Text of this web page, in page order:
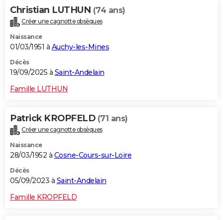
Dictionnaire
Biographies
Citations
Expressions
Proverbes
PROGRAMME TV
COPAINS D'AVANT
S'inscrire
Se connecter
Lycées
Collèges
Primaires
Universités
Entreprises
Service militaire
Avis de recherche
AVIS DE DÉCÈS
Christian LUTHUN (74 ans)
Créer une cagnotte obsèques
Naissance
01/03/1951 à Auchy-les-Mines
Décès
19/09/2025 à Saint-Andelain
Famille LUTHUN
Patrick KROPFELD (71 ans)
Créer une cagnotte obsèques
Naissance
28/03/1952 à Cosne-Cours-sur-Loire
Décès
05/09/2023 à Saint-Andelain
Famille KROPFELD